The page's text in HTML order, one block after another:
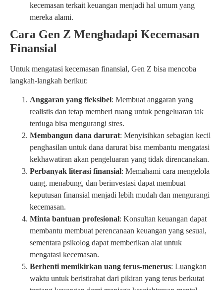
kecemasan terkait keuangan menjadi hal umum yang
mereka alami.
Cara Gen Z Menghadapi Kecemasan
Finansial
Untuk mengatasi kecemasan finansial, Gen Z bisa mencoba
langkah-langkah berikut:
Anggaran yang fleksibel: Membuat anggaran yang
realistis dan tetap memberi ruang untuk pengeluaran tak
terduga bisa mengurangi stres.
Membangun dana darurat: Menyisihkan sebagian kecil
penghasilan untuk dana darurat bisa membantu mengatasi
kekhawatiran akan pengeluaran yang tidak direncanakan.
Perbanyak literasi finansial: Memahami cara mengelola
uang, menabung, dan berinvestasi dapat membuat
keputusan finansial menjadi lebih mudah dan mengurangi
kecemasan.
Minta bantuan profesional: Konsultan keuangan dapat
membantu membuat perencanaan keuangan yang sesuai,
sementara psikolog dapat memberikan alat untuk
mengatasi kecemasan.
Berhenti memikirkan uang terus-menerus: Luangkan
waktu untuk beristirahat dari pikiran yang terus berkutat